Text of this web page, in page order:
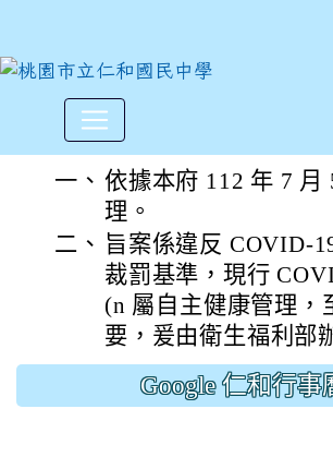
衛生福利部中華民
一、 依據本府 112 年 7 月
理。
二、 旨案係違反 COVID-
裁罰基準，現行
(n 屬自主健康管理，
要，爰由衛生福利部
Google 仁和行事